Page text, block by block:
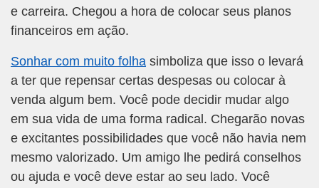
e carreira. Chegou a hora de colocar seus planos
financeiros em ação.
Sonhar com muito folha simboliza que isso o levará
a ter que repensar certas despesas ou colocar à
venda algum bem. Você pode decidir mudar algo
em sua vida de uma forma radical. Chegarão novas
e excitantes possibilidades que você não havia nem
mesmo valorizado. Um amigo lhe pedirá conselhos
ou ajuda e você deve estar ao seu lado. Você